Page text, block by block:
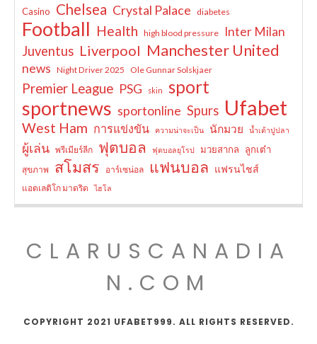
Casino Chelsea Crystal Palace diabetes
Football Health high blood pressure Inter Milan
Juventus Liverpool Manchester United
news Night Driver 2025 Ole Gunnar Solskjaer
Premier League PSG skin sport
sportnews sportonline Spurs Ufabet
West Ham การแข่งขัน ความน่าจะเป็น นักมวย น้ำเต้าปูปลา
ผู้เล่น พรีเมียร์ลีก ฟุตบอล ฟุตบอลยุโรป มวยสากล ลูกเต๋า
สุขภาพ สโมสร อาร์เซน่อล แฟนบอล แฟรนไชส์
แอตเลติโก มาดริด ไฮโล
CLARUSCANADIA
N.COM
COPYRIGHT 2021 UFABET999. ALL RIGHTS RESERVED.